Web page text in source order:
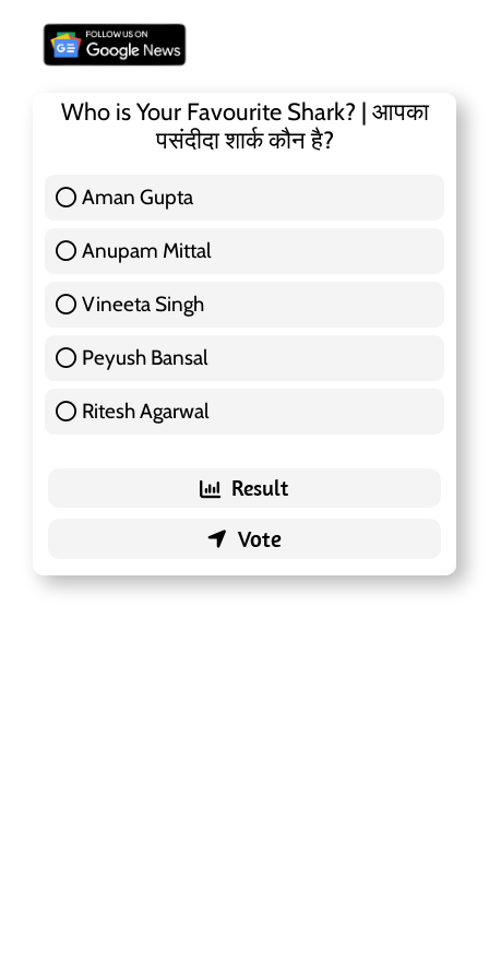
Who is Your Favourite Shark? | आपका
पसंदीदा शार्क कौन है?
Aman Gupta
Anupam Mittal
Vineeta Singh
Peyush Bansal
Ritesh Agarwal